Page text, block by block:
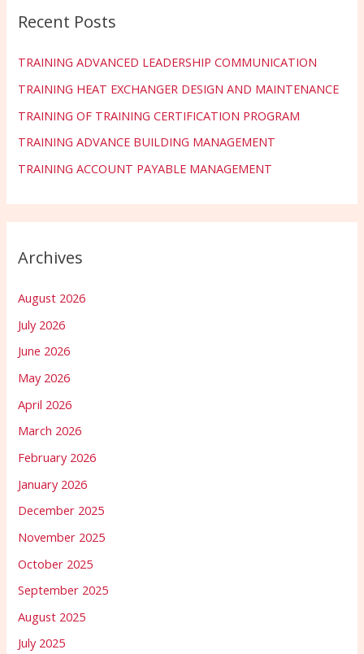
Recent Posts
TRAINING ADVANCED LEADERSHIP COMMUNICATION
TRAINING HEAT EXCHANGER DESIGN AND MAINTENANCE
TRAINING OF TRAINING CERTIFICATION PROGRAM
TRAINING ADVANCE BUILDING MANAGEMENT
TRAINING ACCOUNT PAYABLE MANAGEMENT
Archives
August 2026
July 2026
June 2026
May 2026
April 2026
March 2026
February 2026
January 2026
December 2025
November 2025
October 2025
September 2025
August 2025
July 2025